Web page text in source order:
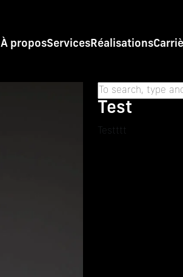
À proposServicesRéalisations
Test
Testttt